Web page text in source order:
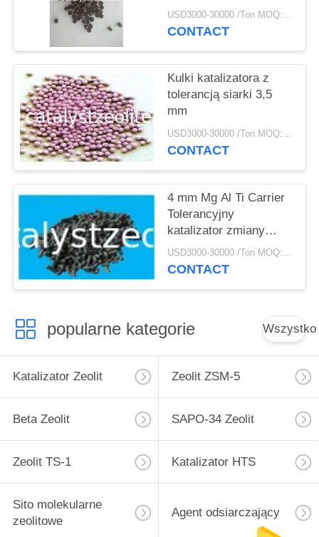
USD3000-30000 /Ton MOQ:1 KG
CONTACT
Kulki katalizatora z
tolerancją siarki 3,5
mm
USD3000-30000 /Ton MOQ:1 KG
CONTACT
4 mm Mg Al Ti Carrier
Tolerancyjny
katalizator zmiany
biegów
USD3000-30000 /Ton MOQ:1 KG
CONTACT
popularne kategorie Wszystko
Katalizator Zeolit Zeolit ​​ZSM-5
Beta Zeolit SAPO-34 Zeolit
Zeolit ​​TS-1 Katalizator HTS
Sito molekularne
zeolitowe
Agent odsiarczający